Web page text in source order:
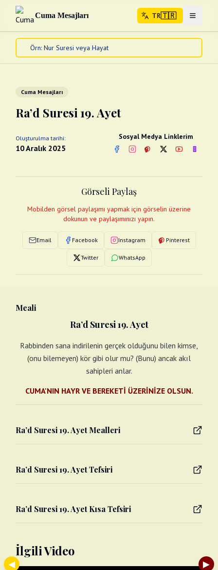
Cuma Mesajları TR🇹🇷 Menuyu
Ana Sayfa
Diğer
Abdest Videoları
Fotograflar
Cuma Mesajları
Ra’d Suresi 19. Ayet
Oluşturulma tarihi:
10 Aralık 2025
Sosyal Medya Linklerim
FacebookInstagram
PinterestTwitterYouTube
Görseli Paylaş
Mobilden görsel paylaşımı yapmak için görselin üzerine
dokunun ve paylaşımınızı yapın.
Email Facebook Instagram Pinterest
Twitter WhatsApp
Meali
Ra’d Suresi 19. Ayet
Rabbinden sana indirilenin gerçek olduğunu bilen kimse,
(onu bilemeyen) kör gibi olur mu? (Bunu) ancak akıl
sahipleri anlar.
CUMA'NIN HAYR VE BEREKETİ ÜZERİNİZE OLSUN.
Ra’d Suresi 19. Ayet Mealleri
Ra’d Suresi 19. Ayet Tefsiri
Ra’d Suresi 19. Ayet Kısa Tefsiri
İlgili Video
◀ ▶